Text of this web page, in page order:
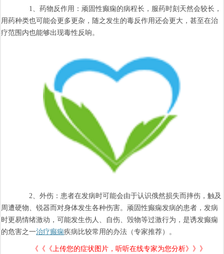
1、药物反作用：顽固性癫痫的病程长，服药时刻天然会较长，
用药种类也可能会更多更杂，随之发生的毒反作用还会更大，甚至在治
疗范围内也能够出现毒性反响。
2、外伤：患者在发病时可能会由于认识俄然损失而摔伤，触及
周遭硬物、锐器而对身体发生各种伤害。顽固性癫痫发病的患者，发病
时更易情绪激动，可能发生伤人、自伤、毁物等过激行为，是诱发癫痫
的危害之一治疗癫痫疾病比较常用的办法（专家推荐）。
《《《上传您的症状图片，听听在线专家为您分析》》》